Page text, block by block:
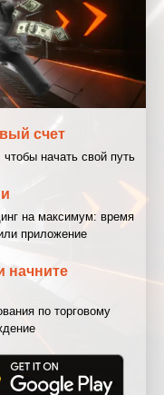
счет
начать свой путь
на максимум: время
приложение
начните
по торговому